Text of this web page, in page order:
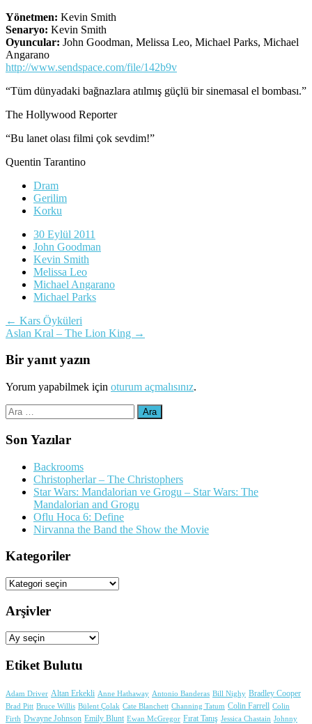
Yönetmen: Kevin Smith
Senaryo: Kevin Smith
Oyuncular: John Goodman, Melissa Leo, Michael Parks, Michael
Angarano
http://www.sendspace.com/file/142b9v
“Tüm dünyadaki bağnazlara atılmış güçlü bir sinemasal el bombası.”
The Hollywood Reporter
“Bu lanet olası filmi çok sevdim!”
Quentin Tarantino
Dram
Gerilim
Korku
30 Eylül 2011
John Goodman
Kevin Smith
Melissa Leo
Michael Angarano
Michael Parks
Yazı
dolaşımı
← Kars Öyküleri
Aslan Kral – The Lion King →
Bir yanıt yazın
Yorum yapabilmek için oturum açmalısınız.
Arama:
Son Yazılar
Backrooms
Christopherlar – The Christophers
Star Wars: Mandalorian ve Grogu – Star Wars: The
Mandalorian and Grogu
Oflu Hoca 6: Define
Nirvanna the Band the Show the Movie
Kategoriler
Kategoriler
Arşivler
Arşivler
Etiket Bulutu
Adam Driver Altan Erkekli Anne Hathaway Antonio Banderas Bill Nighy Bradley Cooper
Brad Pitt Bruce Willis Bülent Çolak Cate Blanchett Channing Tatum Colin Farrell Colin
Firth Dwayne Johnson Emily Blunt Ewan McGregor Fırat Tanış Jessica Chastain Johnny